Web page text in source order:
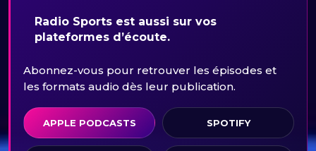
Radio Sports est aussi sur vos
plateformes d’écoute.
Abonnez-vous pour retrouver les épisodes et
les formats audio dès leur publication.
APPLE PODCASTS SPOTIFY